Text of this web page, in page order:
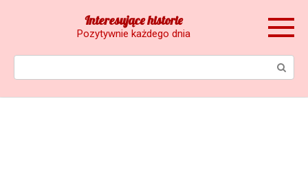
Interesujące historie
Pozytywnie każdego dnia